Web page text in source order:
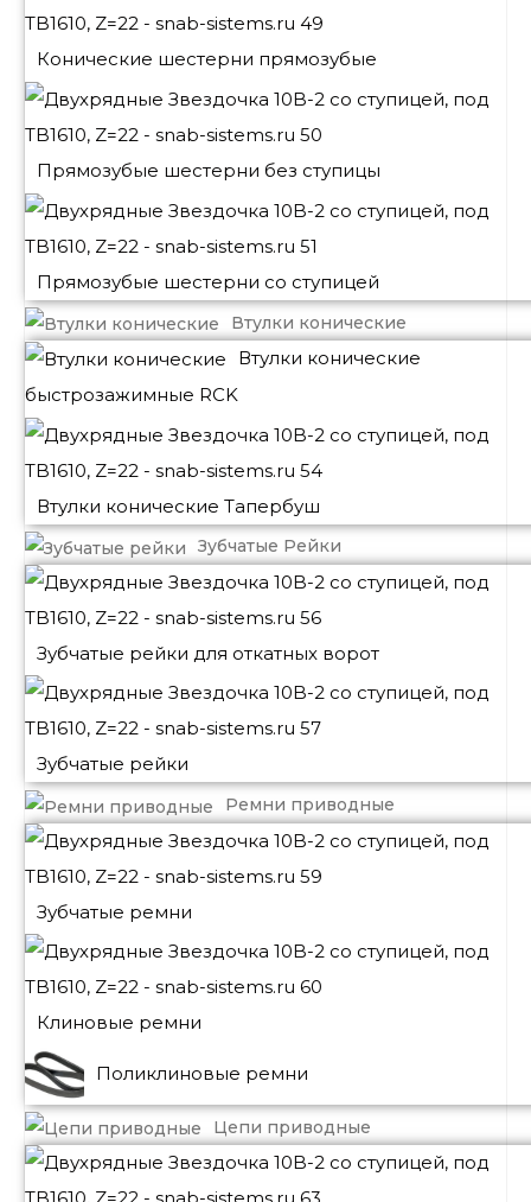
Конические шестерни прямозубые
Прямозубые шестерни без ступицы
Прямозубые шестерни со ступицей
Втулки конические
Втулки конические
быстрозажимные RCK
Втулки конические Тапербуш
Зубчатые Рейки
Зубчатые рейки для откатных ворот
Зубчатые рейки
Ремни приводные
Зубчатые ремни
Клиновые ремни
Поликлиновые ремни
Цепи приводные